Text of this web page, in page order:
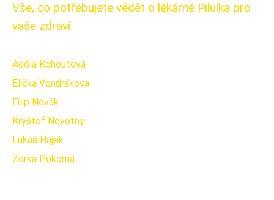
Vše, co potřebujete vědět o lékárně Pilulka pro
vaše zdraví
Adéla Kohoutová
Eliška Vondrákova
Filip Novák
Kryštof Novotný
Lukáš Hájek
Zorka Pokorná